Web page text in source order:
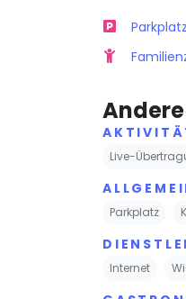
Parkplatz
Live-
Parkplatz
Internet